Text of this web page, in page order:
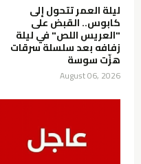
ليلة العمر تتحول إلى
كابوس.. القبض على
"العريس اللص" في ليلة
زفافه بعد سلسلة سرقات
هزّت سوسة
August 06, 2026